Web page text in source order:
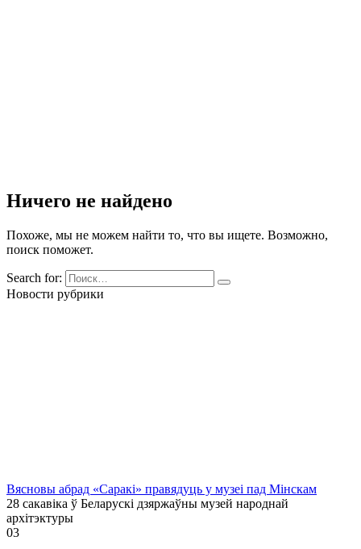
Ничего не найдено
Похоже, мы не можем найти то, что вы ищете. Возможно,
поиск поможет.
Search for:
Новости рубрики
Вясновы абрад «Саракі» правядуць у музеі пад Мінскам
28 сакавіка ў Беларускі дзяржаўны музей народнай
архітэктуры
03